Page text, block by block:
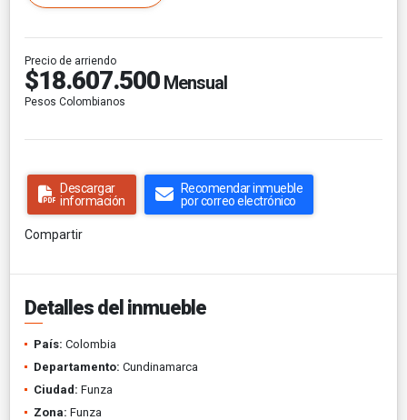
Precio de arriendo
$18.607.500 Mensual
Pesos Colombianos
Descargar
información
Recomendar inmueble
por correo electrónico
Compartir
Detalles del inmueble
País: Colombia
Departamento: Cundinamarca
Ciudad: Funza
Zona: Funza